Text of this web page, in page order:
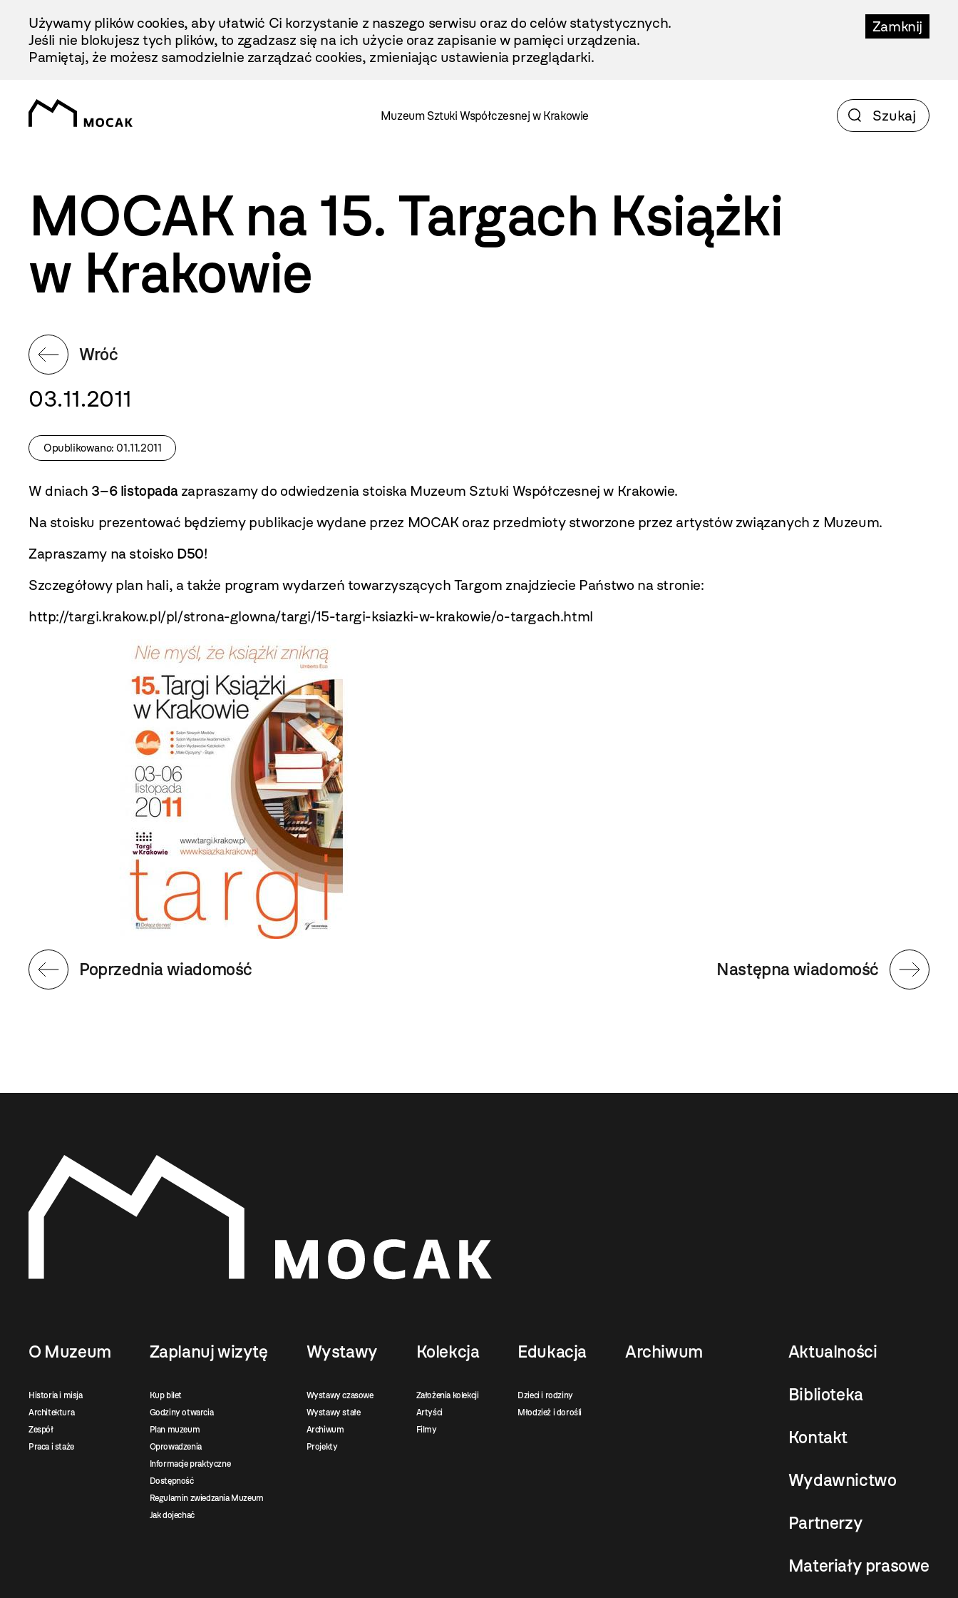
Treści
Zamknij
Używamy plików cookies, aby ułatwić Ci korzystanie z naszego serwisu oraz do celów statystycznych.
Jeśli nie blokujesz tych plików, to zgadzasz się na ich użycie oraz zapisanie w pamięci urządzenia.
Pamiętaj, że możesz samodzielnie zarządzać cookies, zmieniając ustawienia przeglądarki.
Muzeum Sztuki Współczesnej w Krakowie
MOCAK na 15. Targach Książki
w Krakowie
Wróć
03.11.2011
Opublikowano: 01.11.2011
W dniach 3–6 listopadazapraszamy do odwiedzenia stoiska Muzeum Sztuki Współczesnej w Krakowie.
Na stoisku prezentować będziemy publikacje wydane przez MOCAK oraz przedmioty stworzone przez artystów związanych z Muzeum.
Zapraszamy na stoisko D50!
Szczegółowy plan hali, a także program wydarzeń towarzyszących Targom znajdziecie Państwo na stronie:
http://targi.krakow.pl/pl/strona-glowna/targi/15-targi-ksiazki-w-krakowie/o-targach.html
Następna wiadomość
Poprzednia wiadomość
O Muzeum
Historia i misja
Architektura
Zespół
Praca i staże
Zaplanuj wizytę
Kup bilet
Godziny otwarcia
Plan muzeum
Oprowadzenia
Informacje praktyczne
Dostępność
Regulamin zwiedzania Muzeum
Jak dojechać
Wystawy
Wystawy czasowe
Wystawy stałe
Archiwum
Projekty
Kolekcja
Założenia kolekcji
Artyści
Filmy
Edukacja
Dzieci i rodziny
Młodzież i dorośli
Archiwum Aktualności
Biblioteka
Kontakt
Wydawnictwo
Partnerzy
Materiały prasowe